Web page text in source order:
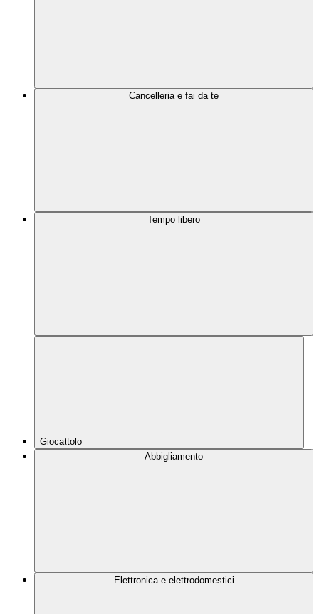
Cancelleria e fai da te
Tempo libero
Giocattolo
Abbigliamento
Elettronica e elettrodomestici